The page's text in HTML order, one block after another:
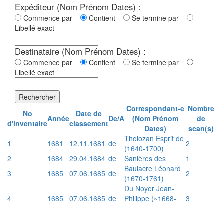
Expéditeur (Nom Prénom Dates) :
Commence par Contient
Se termine par
Libellé exact
Destinataire (Nom Prénom Dates) :
Commence par Contient
Se termine par
Libellé exact
Rechercher
No
d'inventaireAnnée
Date de
classementDe/A
Correspondant-e
(Nom Prénom
Dates)
Nombre
de
scan(s)
1
1681 12.11.1681 de
Tholozan Esprit de
(1640-1700)
2
2
1684 29.04.1684 de Sanières des
1
3
1685 07.06.1685 de
Baulacre Léonard
(1670-1761)
2
4 1685 07.06.1685 de
Du Noyer Jean-
Philippe (~1668-
3